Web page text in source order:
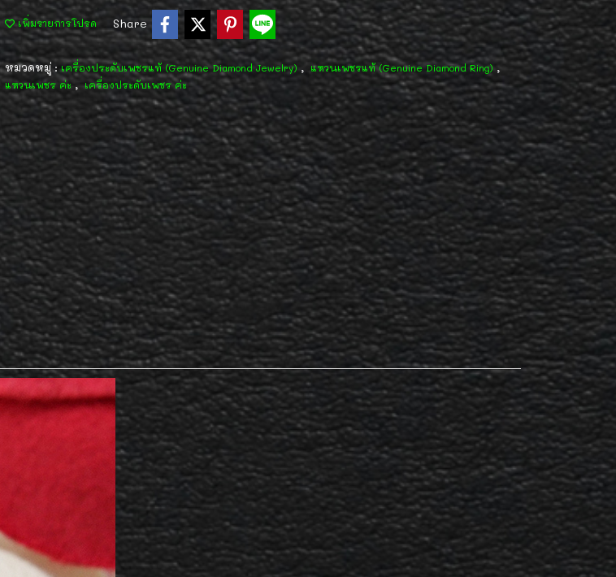
เพิ่มรายการโปรด Share
หมวดหมู่ :เครื่องประดับเพชรแท้ (Genuine Diamond Jewelry) , แหวนเพชรแท้ (Genuine Diamond Ring),
แหวนเพชร ค่ะ , เครื่องประดับเพชร ค่ะ